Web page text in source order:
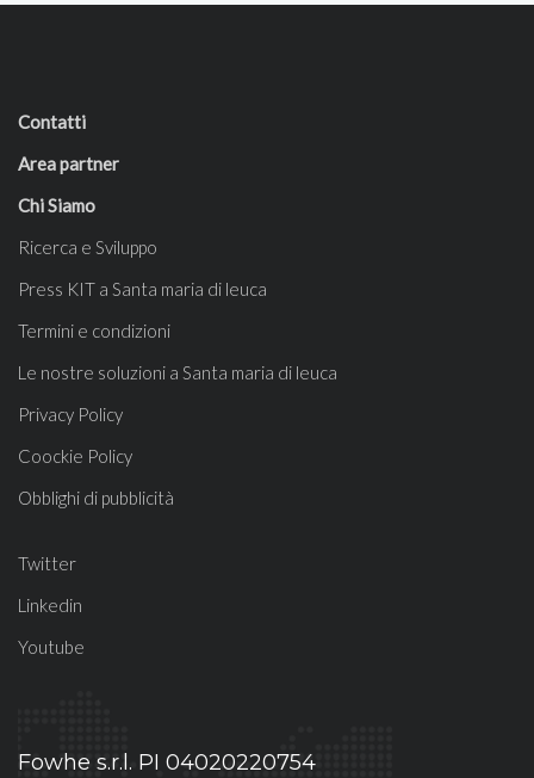
Contatti
Area partner
Chi Siamo
Ricerca e Sviluppo
Press KIT a Santa maria di leuca
Termini e condizioni
Le nostre soluzioni a Santa maria di leuca
Privacy Policy
Coockie Policy
Obblighi di pubblicità
Twitter
Linkedin
Youtube
Fowhe s.r.l. PI 04020220754